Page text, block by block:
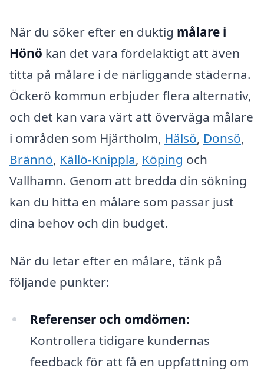
När du söker efter en duktig målare i
Hönö kan det vara fördelaktigt att även
titta på målare i de närliggande städerna.
Öckerö kommun erbjuder flera alternativ,
och det kan vara värt att överväga målare
i områden som Hjärtholm, Hälsö, Donsö,
Brännö, Källö-Knippla, Köping och
Vallhamn. Genom att bredda din sökning
kan du hitta en målare som passar just
dina behov och din budget.
När du letar efter en målare, tänk på
följande punkter:
Referenser och omdömen:
Kontrollera tidigare kundernas
feedback för att få en uppfattning om